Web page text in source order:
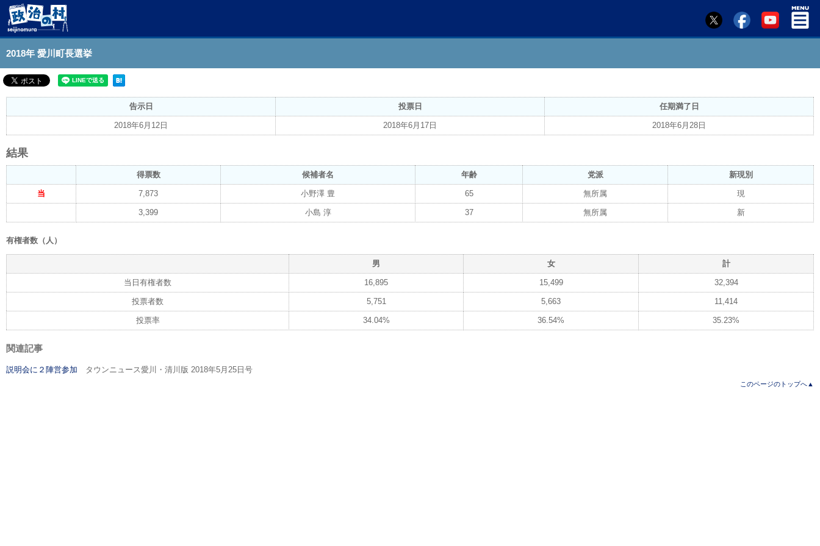
2018年 愛川町長選挙
告示日 投票日 任期満了日
2018年6月12日 2018年6月17日 2018年6月28日
結果
得票数 候補者名 年齢 党派 新現別
当 7,873 小野澤 豊 65 無所属 現
3,399 小島 淳 37 無所属 新
有権者数（人）
男 女 計
当日有権者数 16,895 15,499 32,394
投票者数 5,751 5,663 11,414
投票率 34.04% 36.54% 35.23%
関連記事
説明会に２陣営参加 タウンニュース愛川・清川版 2018年5月25日号
このページのトップへ▲